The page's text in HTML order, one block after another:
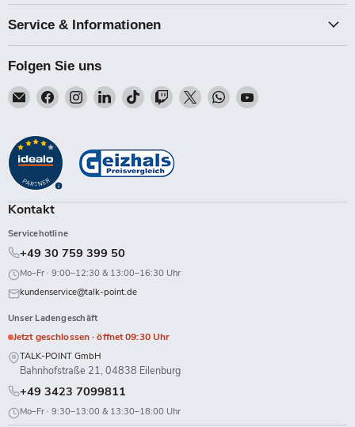
Service & Informationen
Folgen Sie uns
Email
Talk-
Finden
Sie
auf
Facebook
Finden
Sie
auf
Instagram
Finden
Sie
auf
LinkedIn
Finden
Sie
auf
TikTok
Finden
Sie
Twitch
Finden
Sie
Finden
Sie
Finden
Kontakt
Servicehotline
+49 30 759 399 50
Mo–Fr · 9:00–12:30 & 13:00–16:30 Uhr
kundenservice@talk-point.de
Unser Ladengeschäft
Jetzt geschlossen · öffnet 09:30 Uhr
TALK-POINT GmbH
Bahnhofstraße 21, 04838 Eilenburg
+49 3423 7099811
Mo–Fr · 9:30–13:00 & 13:30–18:00 Uhr